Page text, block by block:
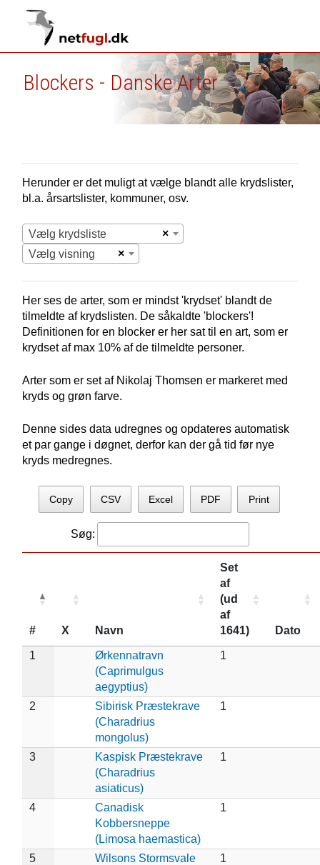
Blockers - Danske Arter
Herunder er det muligt at vælge blandt alle krydslister,
bl.a. årsartslister, kommuner, osv.
×
Vælg krydsliste
×
Vælg visning
Her ses de arter, som er mindst 'krydset' blandt de
tilmeldte af krydslisten. De såkaldte 'blockers'!
Definitionen for en blocker er her sat til en art, som er
krydset af max 10% af de tilmeldte personer.
Arter som er set af Nikolaj Thomsen er markeret med
kryds og grøn farve.
Denne sides data udregnes og opdateres automatisk
et par gange i døgnet, derfor kan der gå tid før nye
kryds medregnes.
Copy CSV Excel PDF Print
Søg:
# X Navn
Set
af
(ud
af
1641)
Dato
1
Ørkennatravn
(Caprimulgus
aegyptius)
1
2
Sibirisk Præstekrave
(Charadrius
mongolus)
1
3
Kaspisk Præstekrave
(Charadrius
asiaticus)
1
4
Canadisk
Kobbersneppe
(Limosa haemastica)
1
5
Wilsons Stormsvale
1